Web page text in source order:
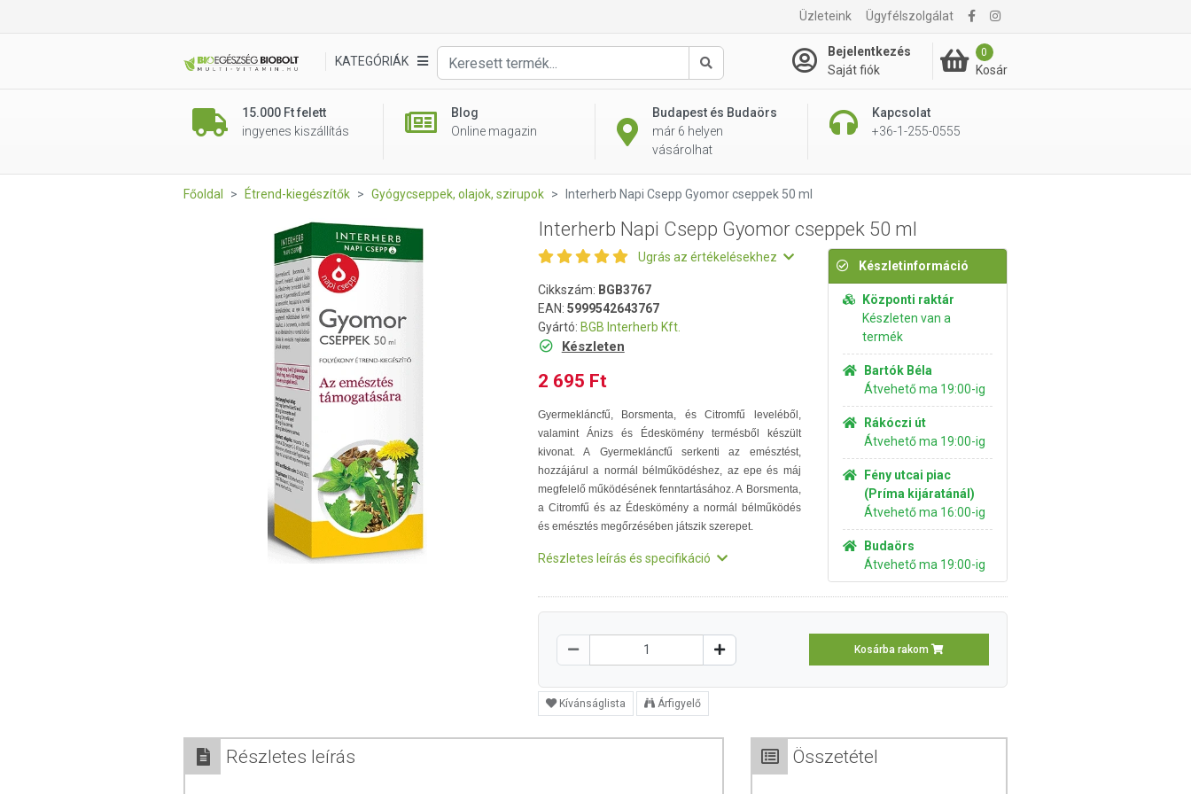
Üzleteink Ügyfélszolgálat
KATEGÓRIÁK
Keresés
Bejelentkezés
Saját fiók
0
Kosár
15.000 Ft felett
ingyenes kiszállítás
Blog
Online magazin
Budapest és Budaörs
már 6 helyen
vásárolhat
Kapcsolat
+36-1-255-0555
2 695 Ft Kosárba rakom
Főoldal Étrend-kiegészítők Gyógycseppek, olajok, szirupok Interherb Napi Csepp Gyomor cseppek 50 ml
Interherb Napi Csepp Gyomor cseppek 50 ml
Ugrás az értékelésekhez
Cikkszám: BGB3767
EAN: 5999542643767
Gyártó: BGB Interherb Kft.
Készleten
2 695 Ft
Gyermekláncfű, Borsmenta, és Citromfű leveléből,
valamint Ánizs és Édeskömény termésből készült
kivonat. A Gyermekláncfű serkenti az emésztést,
hozzájárul a normál bélműködéshez, az epe és máj
megfelelő működésének fenntartásához. A Borsmenta,
a Citromfű és az Édeskömény a normál bélműködés
és emésztés megőrzésében játszik szerepet.
Részletes leírás és specifikáció
Készletinformáció
Központi raktár
Készleten van a
termék
Bartók Béla
Átvehető ma 19:00-ig
Rákóczi út
Átvehető ma 19:00-ig
Fény utcai piac
(Príma kijáratánál)
Átvehető ma 16:00-ig
Budaörs
Átvehető ma 19:00-ig
Kosárba rakom
Kívánságlista Árfigyelő
Részletes leírás Összetétel